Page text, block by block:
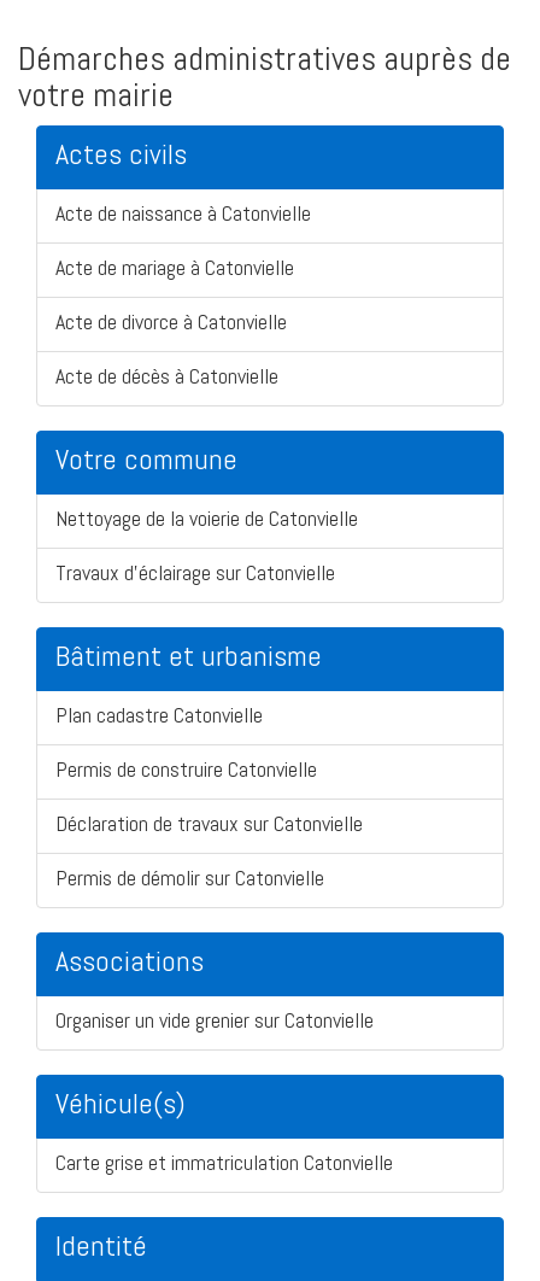
Démarches administratives auprès de
votre mairie
Actes civils
Acte de naissance à Catonvielle
Acte de mariage à Catonvielle
Acte de divorce à Catonvielle
Acte de décès à Catonvielle
Votre commune
Nettoyage de la voierie de Catonvielle
Travaux d'éclairage sur Catonvielle
Bâtiment et urbanisme
Plan cadastre Catonvielle
Permis de construire Catonvielle
Déclaration de travaux sur Catonvielle
Permis de démolir sur Catonvielle
Associations
Organiser un vide grenier sur Catonvielle
Véhicule(s)
Carte grise et immatriculation Catonvielle
Identité